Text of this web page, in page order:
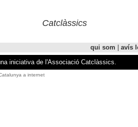
Catclàssics
qui som
avís
iniciativa de l'Associació Catclàssics.
a internet